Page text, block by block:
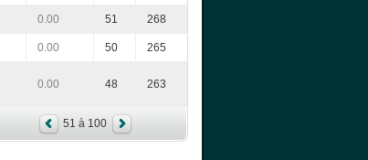
0.00 51 268
0.00 50 265
0.00 48 263
51 à 100